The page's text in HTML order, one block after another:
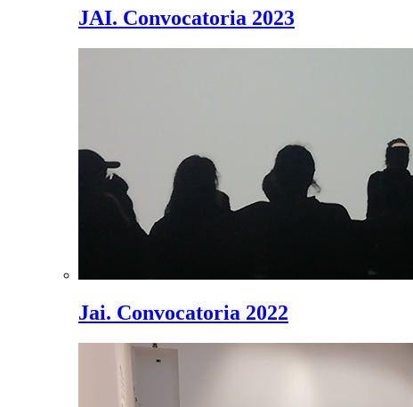
JAI. Convocatoria 2023
Jai. Convocatoria 2022